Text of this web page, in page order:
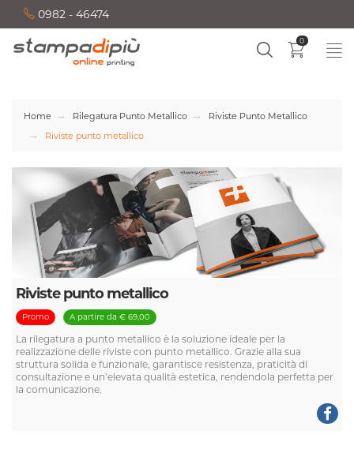
0982 - 46474
0
Home Rilegatura Punto Metallico
Riviste Punto Metallico
Riviste punto metallico
Riviste punto metallico
Promo A partire da € 69,00
La rilegatura a punto metallico è la soluzione ideale per la
realizzazione delle riviste con punto metallico. Grazie alla sua
struttura solida e funzionale, garantisce resistenza, praticità di
consultazione e un’elevata qualità estetica, rendendola perfetta per
la comunicazione.